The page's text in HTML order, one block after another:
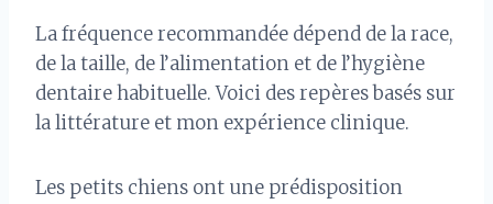
La fréquence recommandée dépend de la race,
de la taille, de l’alimentation et de l’hygiène
dentaire habituelle. Voici des repères basés sur
la littérature et mon expérience clinique.
Les petits chiens ont une prédisposition